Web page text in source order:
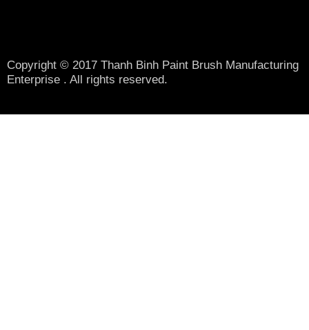
Copyright © 2017 Thanh Binh Paint Brush Manufacturing
Enterprise . All rights reserved.